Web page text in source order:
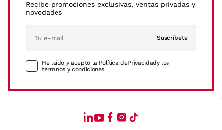
Recibe promociones exclusivas, ventas privadas y
novedades
Suscríbete
He leído y acepto la Política dePrivacidady los
términos y condiciones